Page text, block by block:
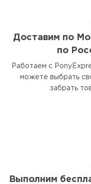
Доставим по
по
Работаем с
можете выбрать
забрать
Выполним